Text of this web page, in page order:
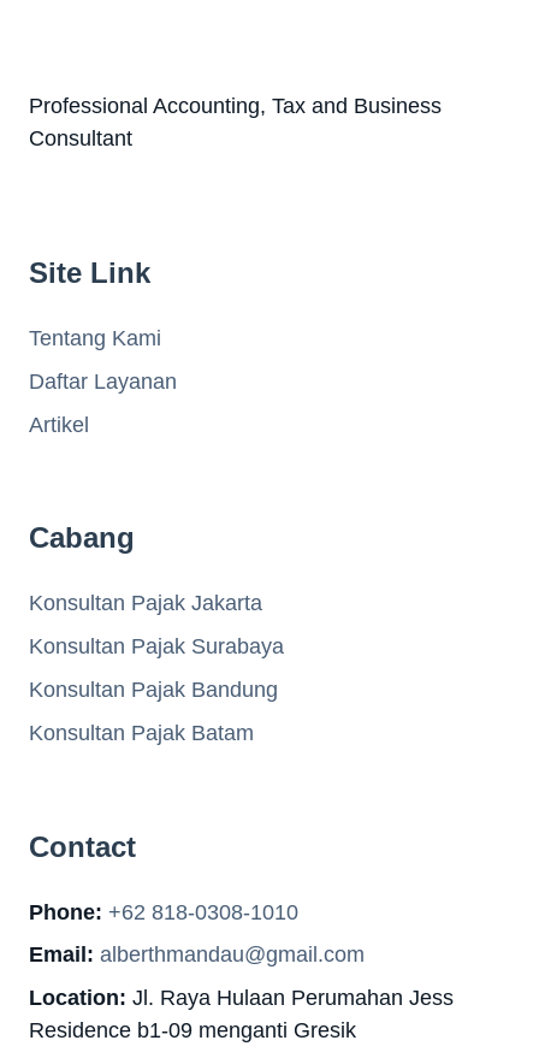
Professional Accounting, Tax and Business
Consultant
Site Link
Tentang Kami
Daftar Layanan
Artikel
Cabang
Konsultan Pajak Jakarta
Konsultan Pajak Surabaya
Konsultan Pajak Bandung
Konsultan Pajak Batam
Contact
Phone: +62 818-0308-1010
Email: alberthmandau@gmail.com
Location: Jl. Raya Hulaan Perumahan Jess
Residence b1-09 menganti Gresik